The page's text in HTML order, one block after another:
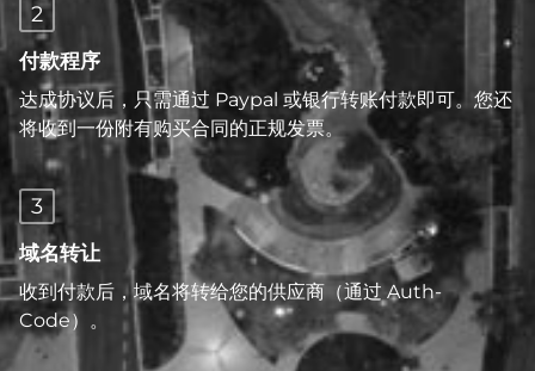
2
付款程序
达成协议后，只需通过 Paypal 或银行转账付款即可。您还
将收到一份附有购买合同的正规发票。
3
域名转让
收到付款后，域名将转给您的供应商（通过 Auth-
Code）。